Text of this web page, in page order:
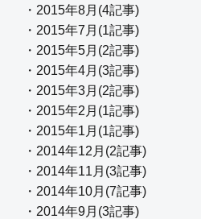
・2015年8月(4記事)
・2015年7月(1記事)
・2015年5月(2記事)
・2015年4月(3記事)
・2015年3月(2記事)
・2015年2月(1記事)
・2015年1月(1記事)
・2014年12月(2記事)
・2014年11月(3記事)
・2014年10月(7記事)
・2014年9月(3記事)